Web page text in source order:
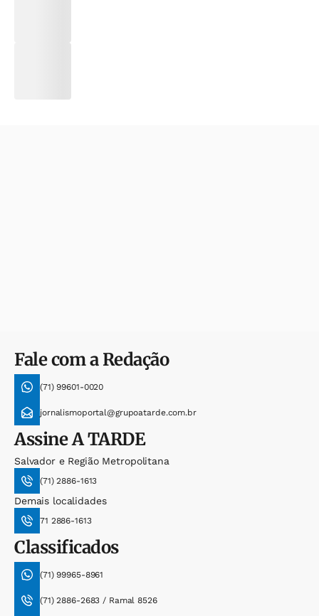
Fale com a Redação
(71) 99601-0020
jornalismoportal@grupoatarde.com.br
AssineA TARDE
Salvador e Região Metropolitana
(71) 2886-1613
Demais localidades
71 2886-1613
Classificados
(71) 99965-8961
(71) 2886-2683 / Ramal 8526